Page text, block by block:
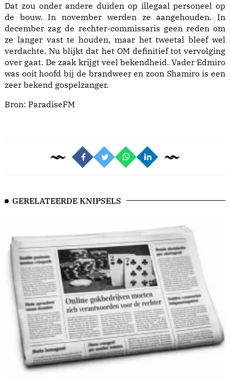
Dat zou onder andere duiden op illegaal personeel op
de bouw. In november werden ze aangehouden. In
december zag de rechter-commissaris geen reden om
ze langer vast te houden, maar het tweetal bleef wel
verdachte. Nu blijkt dat het OM definitief tot vervolging
over gaat. De zaak krijgt veel bekendheid. Vader Edmiro
was ooit hoofd bij de brandweer en zoon Shamiro is een
zeer bekend gospelzanger.
Bron: ParadiseFM
GERELATEERDE KNIPSELS